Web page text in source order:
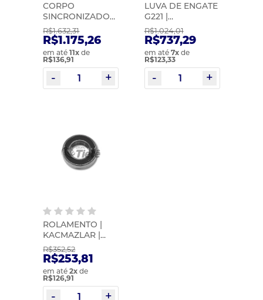
CORPO
SINCRONIZADOR
VT2514 |
KACMAZLAR |
20858492KS
R$1.632,31
R$1.175,26
em até11x de
R$136,91
LUVA DE ENGATE
G221 |
KACMAZLAR |
9452622023KS
R$1.024,01
R$737,29
em até 7xde
R$123,33
ROLAMENTO |
KACMAZLAR |
20806212KS
R$352,52
R$253,81
em até2x de
R$126,91